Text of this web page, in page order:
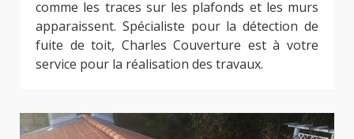
comme les traces sur les plafonds et les murs
apparaissent. Spécialiste pour la détection de
fuite de toit, Charles Couverture est à votre
service pour la réalisation des travaux.